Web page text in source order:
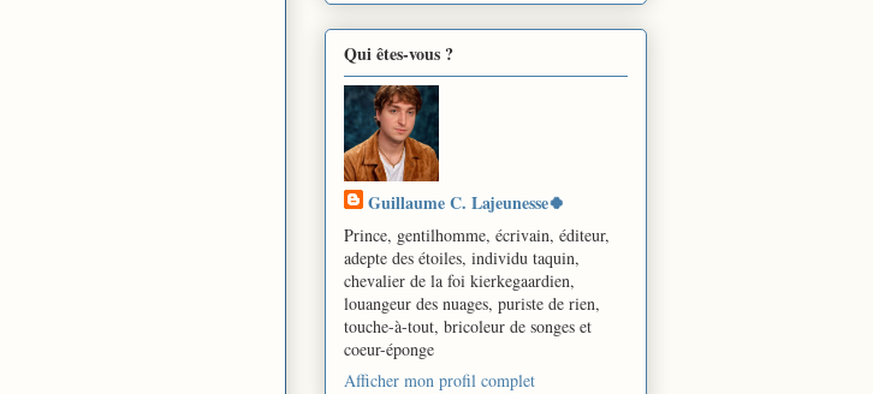
Qui êtes-vous ?
Guillaume C. Lajeunesse🍀
Prince, gentilhomme, écrivain, éditeur,
adepte des étoiles, individu taquin,
chevalier de la foi kierkegaardien,
louangeur des nuages, puriste de rien,
touche-à-tout, bricoleur de songes et
coeur-éponge
Afficher mon profil complet